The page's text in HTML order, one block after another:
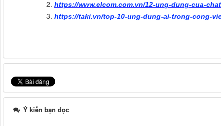
https://www.elcom.com.vn/12-ung-dung-cua-
https://taki.vn/top-10-ung-dung-ai-trong-cong-
Ý kiến bạn đọc